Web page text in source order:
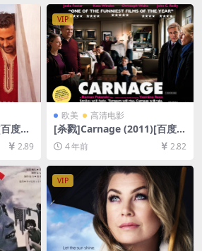
度网
清
字幕]
2.89
VIP
欧美 高清电影
[杀戮]Carnage (2011)[百度网
盘+迅雷云盘资源1080P超清
未删减][MP4/4.7GB][中英字
幕]
4 年前 2.82
VIP